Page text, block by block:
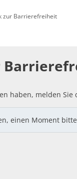
E-
zur Barrierefreiheit
haben, melden Sie
einen Moment